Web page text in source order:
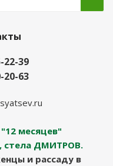
22-39
20-63
месяцев"
стела ДМИТРОВ.
и рассаду в